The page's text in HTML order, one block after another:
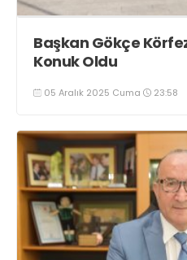
Başkan Gökçe
Konuk Oldu
05 Aralık 2025 Cuma 23:58